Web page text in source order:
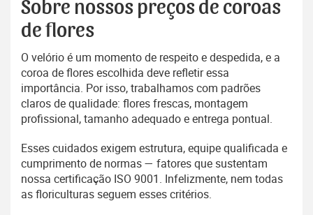
Sobre nossos preços de coroas
de flores
O velório é um momento de respeito e despedida, e a
coroa de flores escolhida deve refletir essa
importância. Por isso, trabalhamos com padrões
claros de qualidade: flores frescas, montagem
profissional, tamanho adequado e entrega pontual.
Esses cuidados exigem estrutura, equipe qualificada e
cumprimento de normas — fatores que sustentam
nossa certificação ISO 9001. Infelizmente, nem todas
as floriculturas seguem esses critérios.